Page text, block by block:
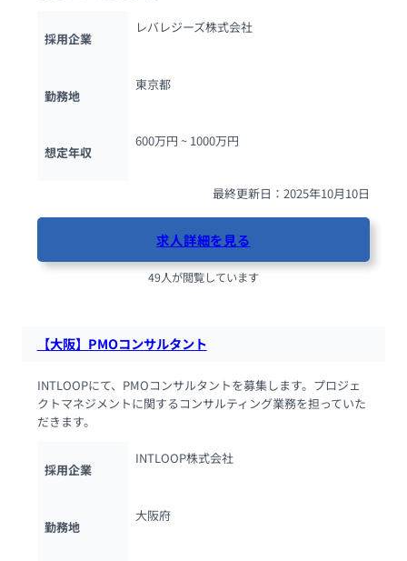
採用企業
レバレジーズ株式会社
勤務地
東京都
想定年収
600万円 ~ 1000万円
最終更新日：2025年10月10日
求人詳細を見る
49人が閲覧しています
【大阪】PMOコンサルタント
INTLOOPにて、PMOコンサルタントを募集します。プロジェ
クトマネジメントに関するコンサルティング業務を担っていた
だきます。
採用企業
INTLOOP株式会社
勤務地
大阪府